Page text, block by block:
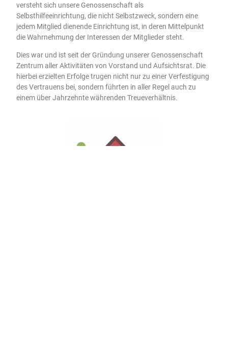
versteht sich unsere Genossenschaft als
Selbsthilfeeinrichtung, die nicht Selbstzweck, sondern eine
jedem Mitglied dienende Einrichtung ist, in deren Mittelpunkt
die Wahrnehmung der Interessen der Mitglieder steht.
Dies war und ist seit der Gründung unserer Genossenschaft
Zentrum aller Aktivitäten von Vorstand und Aufsichtsrat. Die
hierbei erzielten Erfolge trugen nicht nur zu einer Verfestigung
des Vertrauens bei, sondern führten in aller Regel auch zu
einem über Jahrzehnte währenden Treueverhältnis.